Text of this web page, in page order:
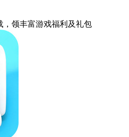
，领丰富游戏福利 及礼包